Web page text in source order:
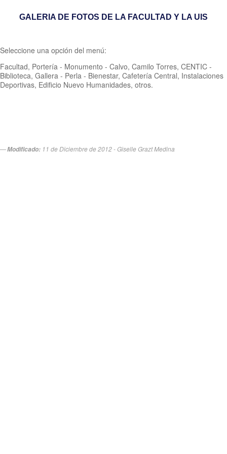
GALERIA DE FOTOS DE LA FACULTAD Y LA UIS
Seleccione una opción del menú:
Facultad, Portería - Monumento - Calvo, Camilo Torres, CENTIC -
Biblioteca, Gallera - Perla - Bienestar, Cafetería Central, Instalaciones
Deportivas, Edificio Nuevo Humanidades, otros.
Modificado: 11 de Diciembre de 2012 - Giselle Grazt Medina